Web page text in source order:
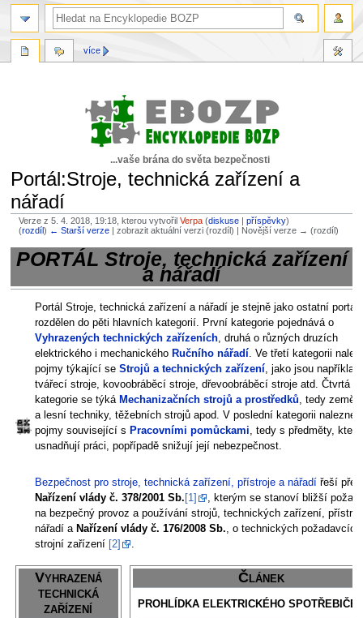
...vaše brána do světa bezpečnosti
Portál:Stroje, technická zařízení a
nářadí
Verze z 5. 4. 2018, 19:18, kterou vytvořilVerpa (diskuse |příspěvky)
(rozdíl) ← Starší verze | zobrazit aktuální verzi (rozdíl) | Novější verze → (rozdíl)
Skočit
na
navigaci
Skočit
na
vyhledávání
PORTÁL Stroje, technická zařízení
a nářadí
Portál Stroje, technická zařízení a nářadí je stejně jako ostatní portály
rozdělen do pěti hlavních kategorií. První kategorie pojednává o
Vyhrazených technických zařízeních, druhá o různých druzích
elektrického i mechanického Ručního nářadí. Ve třetí kategorii
pojmy týkající se Strojů a technických zařízení, jako jsou například
tvářecí stroje, kovoobráběcí stroje, dřevoobráběcí stroje atd. Čtvrtá
kategorie se týká Mechanizačních strojů a prostředků, tedy
a lesní techniky, těžebních strojů apod. V poslední kategorii
pojmy související s Pracovními pomůckami, tedy s předměty, které
usnadňují práci, popřípadě snižují její nebezpečnost.
Bezpečnost pro stroje, technická zařízení, přístroje a nářadířeší
Nařízení vlády č. 378/2001 Sb. [1]
, kterým se stanoví bližší
na bezpečný provoz a používání strojů, technických zařízení,
nářadí a Nařízení vlády č. 176/2008 Sb. , o technických
strojní zařízení [2]
Vyhrazená
technická
zařízení
Článek
PROHLÍDKA ELEKTRICKÉHO SPOTŘEBIČE
více